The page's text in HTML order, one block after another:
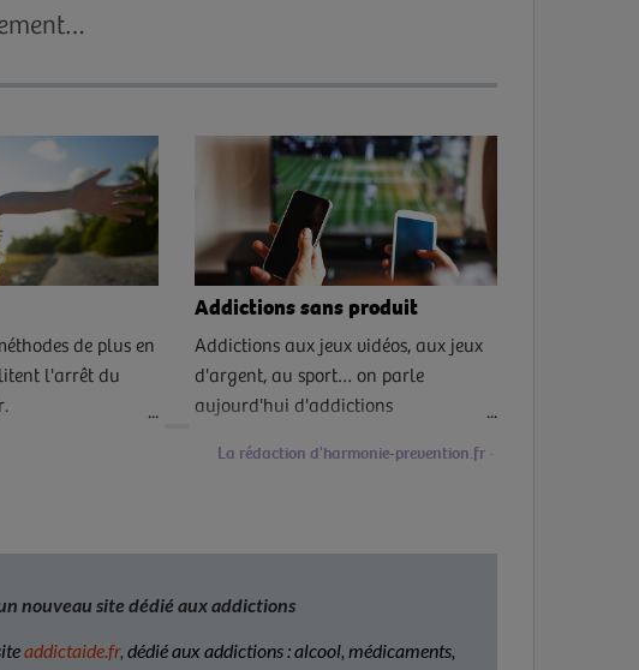
de plus en
l'arrêt du
Addictions sans produit
Addictions aux jeux vidéos, aux jeux
d'argent, au sport… on parle
aujourd'hui d'addictions
sans produit. Explications.
La rédaction d'harmonie-prevention.fr
nouveau site dédié aux addictions
addictaide.fr, dédié aux addictions : alcool, médicaments,